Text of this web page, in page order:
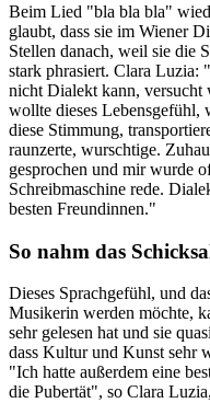
Beim Lied "bla bla bla"
glaubt, dass sie im Wiener
Stellen danach, weil sie die
stark phrasiert. Clara Luzia:
nicht Dialekt kann,
wollte dieses Lebensgefühl,
diese Stimmung,
raunzerte, wurschtige.
gesprochen und mir wurde
Schreibmaschine rede.
besten Freundinnen."
So nahm das
Dieses Sprachgefühl, und
Musikerin werden möchte,
sehr gelesen hat und sie
dass Kultur und Kunst sehr
"Ich hatte außerdem eine
die Pubertät", so Clara